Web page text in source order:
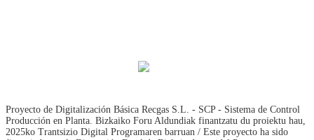
Proyecto de Digitalización Básica Recgas S.L. - SCP - Sistema de Control
Producción en Planta. Bizkaiko Foru Aldundiak finantzatu du proiektu hau,
2025ko Trantsizio Digital Programaren barruan / Este proyecto ha sido